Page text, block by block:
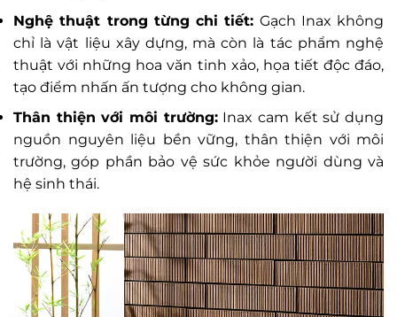
Nghệ thuật trong từng chi tiết: Gạch Inax không
chỉ là vật liệu xây dựng, mà còn là tác phẩm nghệ
thuật với những hoa văn tinh xảo, họa tiết độc đáo,
tạo điểm nhấn ấn tượng cho không gian.
Thân thiện với môi trường:Inax cam kết sử dụng
nguồn nguyên liệu bền vững, thân thiện với môi
trường, góp phần bảo vệ sức khỏe người dùng và
hệ sinh thái.